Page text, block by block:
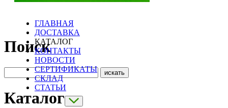
ГЛАВНАЯ
ДОСТАВКА
КАТАЛОГ
КОНТАКТЫ
НОВОСТИ
СЕРТИФИКАТЫ
СКЛАД
СТАТЬИ
Поиск
Каталог